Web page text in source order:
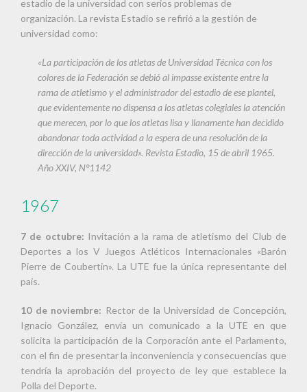
estadio de la universidad con serios problemas de
organización. La revista Estadio se refirió a la gestión de
universidad como:
«La participación de los atletas de Universidad Técnica con los
colores de la Federación se debió al impasse existente entre la
rama de atletismo y el administrador del estadio de ese plantel,
que evidentemente no dispensa a los atletas colegiales la atención
que merecen, por lo que los atletas lisa y llanamente han decidido
abandonar toda actividad a la espera de una resolución de la
dirección de la universidad». Revista Estadio, 15 de abril 1965.
Año XXIV, N°1142
1967
7 de octubre: Invitación a la rama de atletismo del Club de
Deportes a los V Juegos Atléticos Internacionales «Barón
Pierre de Coubertin». La UTE fue la única representante del
país.
10 de noviembre: Rector de la Universidad de Concepción,
Ignacio González, envía un comunicado a la UTE en que
solicita la participación de la Corporación ante el Parlamento,
con el fin de presentar la inconveniencia y consecuencias que
tendría la aprobación del proyecto de ley que establece la
Polla del Deporte.